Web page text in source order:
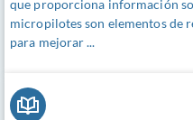
que proporciona información
micropilotes son elementos de
para mejorar ...